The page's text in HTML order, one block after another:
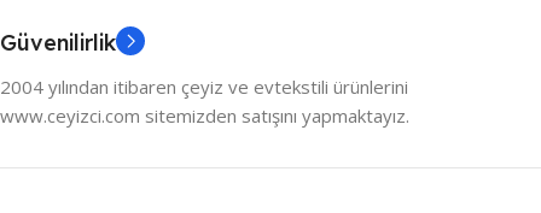
Güvenilirlik
2004 yılından itibaren çeyiz ve evtekstili ürünlerini
www.ceyizci.com sitemizden satışını yapmaktayız.